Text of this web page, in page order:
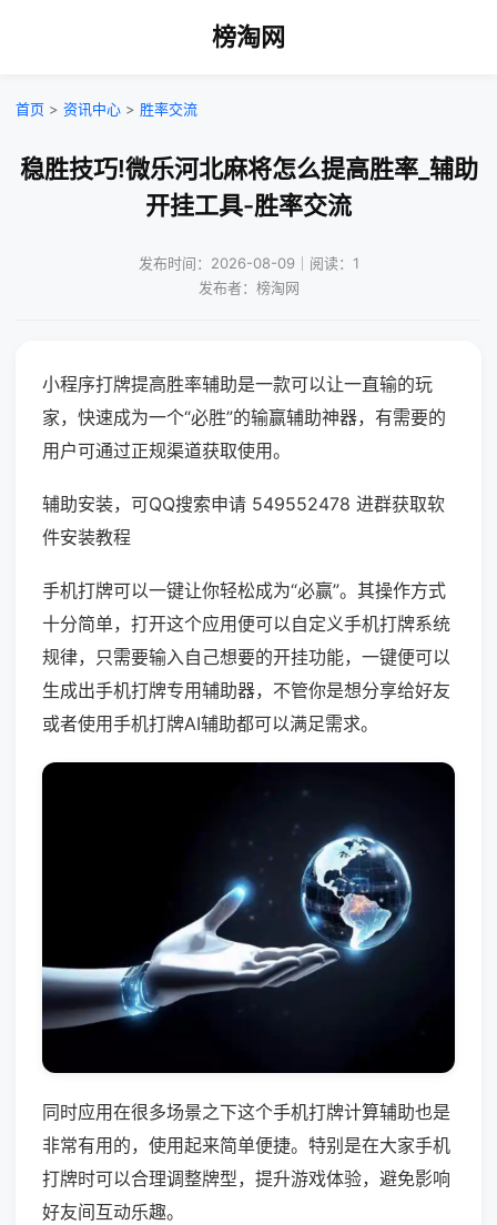
榜淘网
首页 > 资讯中心 > 胜率交流
稳胜技巧!微乐河北麻将怎么提高胜率_辅助
开挂工具-胜率交流
发布时间：2026-08-09｜阅读：1
发布者：榜淘网
小程序打牌提高胜率辅助是一款可以让一直输的玩
家，快速成为一个“必胜”的输赢辅助神器，有需要的
用户可通过正规渠道获取使用。
辅助安装，可QQ搜索申请 549552478 进群获取软
件安装教程
手机打牌可以一键让你轻松成为“必赢”。其操作方式
十分简单，打开这个应用便可以自定义手机打牌系统
规律，只需要输入自己想要的开挂功能，一键便可以
生成出手机打牌专用辅助器，不管你是想分享给好友
或者使用手机打牌AI辅助都可以满足需求。
同时应用在很多场景之下这个手机打牌计算辅助也是
非常有用的，使用起来简单便捷。特别是在大家手机
打牌时可以合理调整牌型，提升游戏体验，避免影响
好友间互动乐趣。